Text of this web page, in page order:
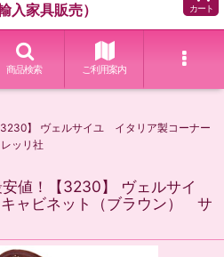
入家具販売）
カート
商品検索 ご利用案内
】 ヴェルサイユ イタリア製コーナー
ッリ社
値！【3230】 ヴェルサイ
ャビネット（ブラウン） サ